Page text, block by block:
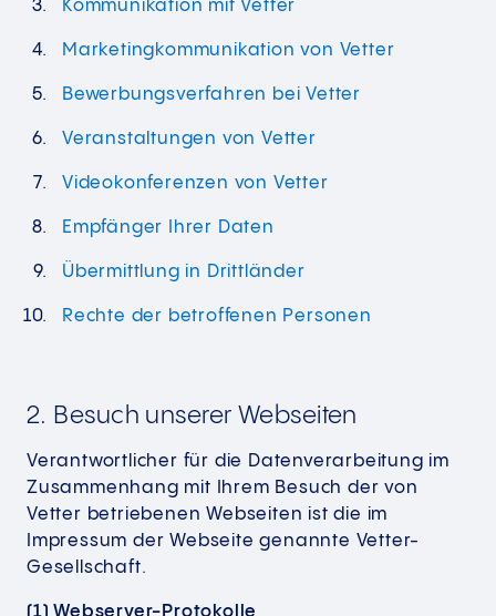
Kommunikation mit Vetter
Marketingkommunikation von Vetter
Bewerbungsverfahren bei Vetter
Veranstaltungen von Vetter
Videokonferenzen von Vetter
Empfänger Ihrer Daten
Übermittlung in Drittländer
Rechte der betroffenen Personen
2. Besuch unserer Webseiten
Verantwortlicher für die Datenverarbeitung im
Zusammenhang mit Ihrem Besuch der von
Vetter betriebenen Webseiten ist die im
Impressum der Webseite genannte Vetter-
Gesellschaft.
(1) Webserver-Protokolle